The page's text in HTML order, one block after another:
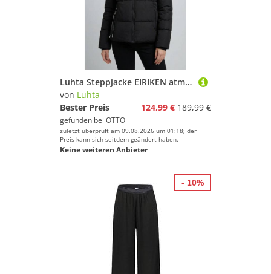
Luhta Steppjacke EIRIKEN atmungsaktives Material, wasserabweisend, winddicht
von Luhta
Bester Preis
124,99 € 189,99 €
gefunden bei OTTO
zuletzt überprüft am 09.08.2026 um 01:18; der
Preis kann sich seitdem geändert haben.
Keine weiteren Anbieter
- 10%